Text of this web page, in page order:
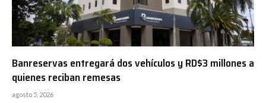
Banreservas entregará dos vehículos y RD$3 millones a
quienes reciban remesas
agosto 5, 2026